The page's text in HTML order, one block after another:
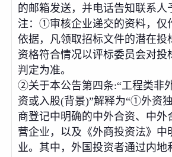
的邮箱发送，并电话告知联系人
注：①审核企业递交的资料，仅
依据，凡领取招标文件的潜在投
资格符合情况以评标委员会对投
判定为准。
②关于本公告第四条:“工程类非
资或入股(背景)”解释为“①外资
商登记中明确的中外合资、中外
营企业，以及《外商投资法》中
业。其中，外国投资者通过内地